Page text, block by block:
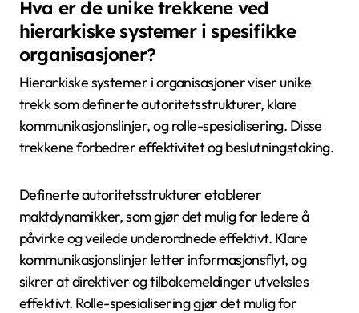
Hvordan påvirker lederstil hierarkiets
effektivitet?
Lederstil påvirker betydelig hierarkiets effektivitet
ved å forme kommunikasjon, beslutningstaking og
motivasjon. Autoritative ledere fremmer ofte klare
strukturer, noe som forbedrer effektiviteten. I
kontrast oppmuntrer demokratiske stiler til
innovasjon. Forskning viser at transformasjonsledelse
positivt påvirker teamdynamikk, og fremmer
tilpasningsevne og motstandskraft. Effektive
lederstiler samsvarer med organisasjonens mål og
teamets behov, noe som til slutt driver ytelse og
sammenheng i sosiale hierarkier.